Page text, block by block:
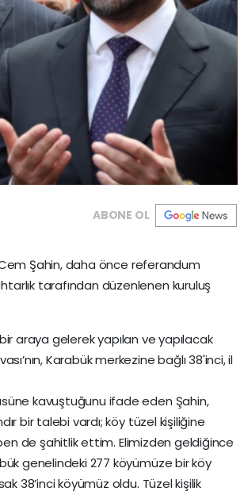
ABONE OL
Cem Şahin, daha önce referandum
tarafından düzenlenen kuruluş
araya gelerek yapılan ve yapılacak
Karabük merkezine bağlı 38'inci, il
kavuştuğunu ifade eden Şahin,
bir talebi vardı; köy tüzel kişiliğine
de şahitlik ettim. Elimizden geldiğince
genelindeki 277 köyümüze bir köy
38’inci köyümüz oldu. Tüzel kişilik